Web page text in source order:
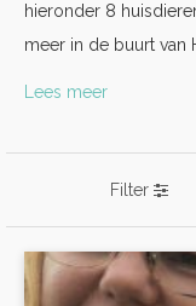
hieronder 8
meer in de buurt van
Lees meer
Filter